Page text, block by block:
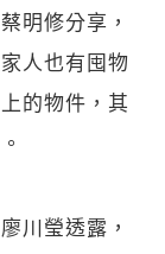
明修分享，
人也有囤物
的物件，其
川瑩透露，